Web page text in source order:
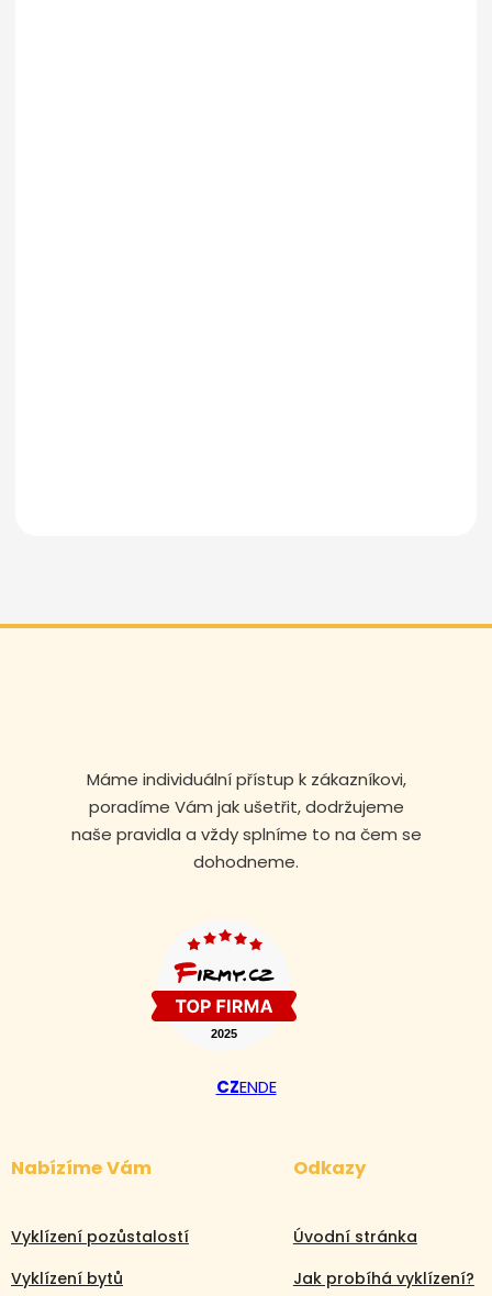
Máme individuální přístup k zákazníkovi,
poradíme Vám jak ušetřit, dodržujeme
naše pravidla a vždy splníme to na čem se
dohodneme.
+420 608 105 106
CZENDE
Nabízíme Vám
Vyklízení pozůstalostí
Vyklízení bytů
Odkazy
Úvodní stránka
Jak probíhá vyklízení?